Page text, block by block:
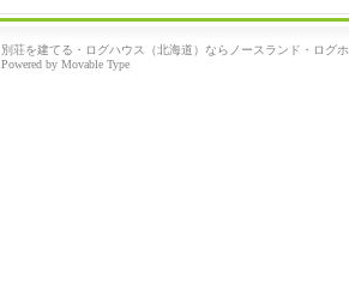
別荘を建てる・ログハウス（北海道）ならノースランド・ログ
Powered by Movable Type